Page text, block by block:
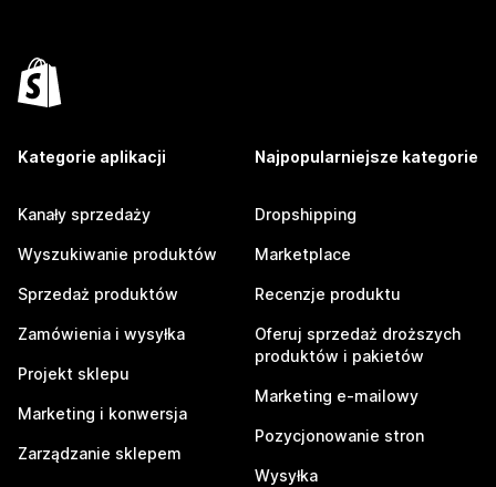
Kategorie aplikacji
Kanały sprzedaży
Wyszukiwanie produktów
Sprzedaż produktów
Zamówienia i wysyłka
Projekt sklepu
Marketing i konwersja
Zarządzanie sklepem
Najpopularniejsze kategorie
Dropshipping
Marketplace
Recenzje produktu
Oferuj sprzedaż droższych
produktów i pakietów
Marketing e-mailowy
Pozycjonowanie stron
Wysyłka